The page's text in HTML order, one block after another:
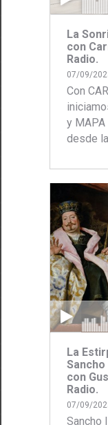
La
con
Radio.
07/09/
Con
y MAPA
desde
La
con
Radio.
07/09/
Sancho